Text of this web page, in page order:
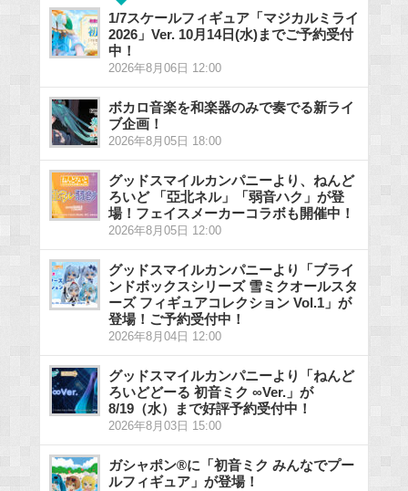
1/7スケールフィギュア「マジカルミライ
2026」Ver. 10月14日(水)までご予約受付
中！
2026年8月06日 12:00
ボカロ音楽を和楽器のみで奏でる新ライ
ブ企画！
2026年8月05日 18:00
グッドスマイルカンパニーより、ねんど
ろいど 「亞北ネル」「弱音ハク」が登
場！フェイスメーカーコラボも開催中！
2026年8月05日 12:00
グッドスマイルカンパニーより「ブライ
ンドボックスシリーズ 雪ミクオールスタ
ーズ フィギュアコレクション Vol.1」が
登場！ご予約受付中！
2026年8月04日 12:00
グッドスマイルカンパニーより「ねんど
ろいどどーる 初音ミク ∞Ver.」が
8/19（水）まで好評予約受付中！
2026年8月03日 15:00
ガシャポン®に「初音ミク みんなでプー
ルフィギュア」が登場！